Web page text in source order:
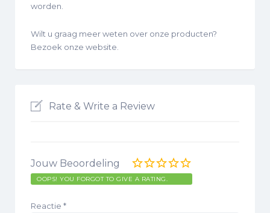
worden.
Wilt u graag meer weten over onze producten?
Bezoek onze website.
Rate & Write a Review
Jouw Beoordeling
OOPS! YOU FORGOT TO GIVE A RATING.
Reactie *